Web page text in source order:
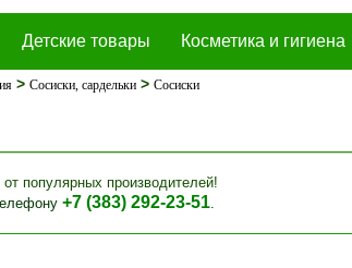
Детские товары Косметика и гигиена
>Сосиски, сардельки >Сосиски
популярных производителей!
+7 (383) 292-23-51.